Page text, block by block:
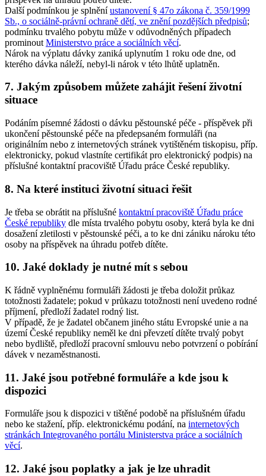
Další podmínkou je splněníustanovení § 47o zákona č. 359/1999
Sb., o sociálně-právní ochraně dětí, ve znění pozdějších předpisů;
podmínku trvalého pobytu může v odůvodněných případech
prominout Ministerstvo práce a sociálních věcí.
Nárok na výplatu dávky zaniká uplynutím 1 roku ode dne, od
kterého dávka náleží, nebyl-li nárok v této lhůtě uplatněn.
7. Jakým způsobem můžete zahájit řešení životní
situace
Podáním písemné žádosti o dávku pěstounské péče - příspěvek při
ukončení pěstounské péče na předepsaném formuláři (na
originálním nebo z internetových stránek vytištěném tiskopisu, příp.
elektronicky, pokud vlastníte certifikát pro elektronický podpis) na
příslušné kontaktní pracoviště Úřadu práce České republiky.
8. Na které instituci životní situaci řešit
Je třeba se obrátit na příslušné kontaktní pracoviště Úřadu práce
České republiky dle místa trvalého pobytu osoby, která byla ke dni
dosažení zletilosti v pěstounské péči, a to ke dni zániku nároku této
osoby na příspěvek na úhradu potřeb dítěte.
10. Jaké doklady je nutné mít s sebou
K řádně vyplněnému formuláři žádosti je třeba doložit průkaz
totožnosti žadatele; pokud v průkazu totožnosti není uvedeno rodné
příjmení, předloží žadatel rodný list.
V případě, že je žadatel občanem jiného státu Evropské unie a na
území České republiky neměl ke dni převzetí dítěte trvalý pobyt
nebo bydliště, předloží pracovní smlouvu nebo potvrzení o pobírání
dávek v nezaměstnanosti.
11. Jaké jsou potřebné formuláře a kde jsou k
dispozici
Formuláře jsou k dispozici v tištěné podobě na příslušném úřadu
nebo ke stažení, příp. elektronickému podání, na internetových
stránkách Integrovaného portálu Ministerstva práce a sociálních
věcí.
12. Jaké jsou poplatky a jak je lze uhradit